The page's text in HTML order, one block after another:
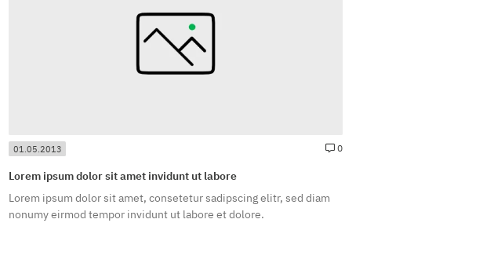
01.05.2013 0
Lorem ipsum dolor sit amet invidunt ut labore
Lorem ipsum dolor sit amet, consetetur sadipscing elitr, sed diam
nonumy eirmod tempor invidunt ut labore et dolore.